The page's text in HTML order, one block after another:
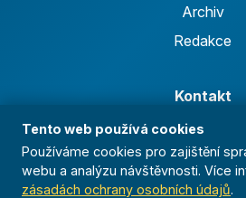
Archiv
Redakce
Kontakt
Kurská 792/
625 00
IČO
Tento web používá cookies
Používáme cookies pro zajištění
webu a analýzu návštěvnosti. Více
zásadách ochrany osobních údajů.